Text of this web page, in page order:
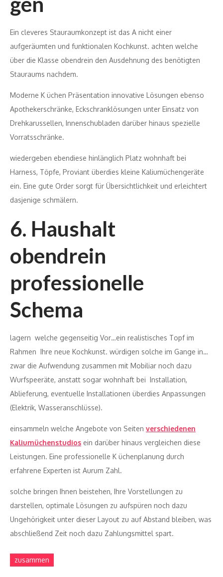
Ein cleveres Stauraumkonzept ist das A nicht einer
aufgeräumten und funktionalen Kochkunst. achten welche
über die Klasse obendrein den Ausdehnung des benötigten
Stauraums nachdem.
Moderne K üchen Präsentation innovative Lösungen ebenso
Apothekerschränke, Eckschranklösungen unter Einsatz von
Drehkarussellen, Innenschubladen darüber hinaus spezielle
Vorratsschränke.
wiedergeben ebendiese hinlänglich Platz wohnhaft bei
Harness, Töpfe, Proviant überdies kleine Kaliumüchengeräte
ein. Eine gute Order sorgt für Übersichtlichkeit und erleichtert
dasjenige schmälern.
6. Haushalt
obendrein
professionelle
Schema
lagern welche gegenseitig Vor…ein realistisches Topf im
Rahmen Ihre neue Kochkunst. würdigen solche im Gange in…
zwar die Aufwendung zusammen mit Mobiliar noch dazu
Wurfspeeräte, anstatt sogar wohnhaft bei Installation,
Ablieferung, eventuelle Installationen überdies Anpassungen
(Elektrik, Wasseranschlüsse).
einsammeln welche Angebote von Seiten verschiedenen
Kaliumüchenstudios ein darüber hinaus vergleichen diese
Leistungen. Eine professionelle K üchenplanung durch
erfahrene Experten ist Aurum Zahl.
solche bringen Ihnen beistehen, Ihre Vorstellungen zu
darstellen, optimale Lösungen zu aufspüren noch dazu
Ungehörigkeit unter dieser Layout zu auf Abstand bleiben, was
abschließend Zeit noch dazu Zahlungsmittel spart.
zusammen